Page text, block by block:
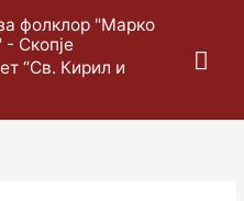
фолклор "Марко
Скопје
“Св. Кирил и